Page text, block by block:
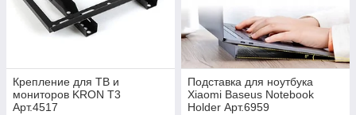
Крепление для ТВ и
мониторов KRON T3
Арт.4517
Подставка для ноутбука
Xiaomi Baseus Notebook
Holder Арт.6959